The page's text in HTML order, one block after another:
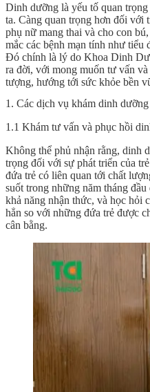
Dinh dưỡng là yếu tố quan
ta. Càng quan trọng hơn đối với
phụ nữ mang thai và cho con
mắc các bệnh mạn tính như
Đó chính là lý do Khoa Dinh
ra đời, với mong muốn tư vấn
tượng, hướng tới sức khỏe bền
1. Các dịch vụ khám dinh
1.1 Khám tư vấn và phục hồi
Không thể phủ nhận rằng, dinh
trọng đối với sự phát triển của
đứa trẻ có liên quan tới chất
suốt trong những năm tháng
khả năng nhận thức, và học hỏi
hẳn so với những đứa trẻ được
cân bằng.